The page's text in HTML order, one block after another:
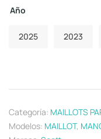
Año
2025 2023
Categoría: MAILLOTS
Modelos: MAILLOT,